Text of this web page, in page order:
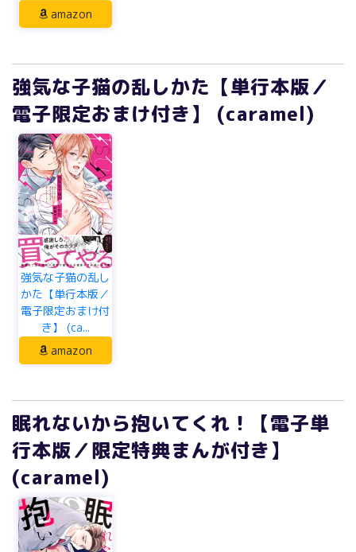
amazon
強気な子猫の乱しかた【単行本版／
電子限定おまけ付き】 (caramel)
強気な子猫の乱し
かた【単行本版／
電子限定おまけ付
き】 (ca...
amazon
眠れないから抱いてくれ！【電子単
行本版／限定特典まんが付き】
(caramel)